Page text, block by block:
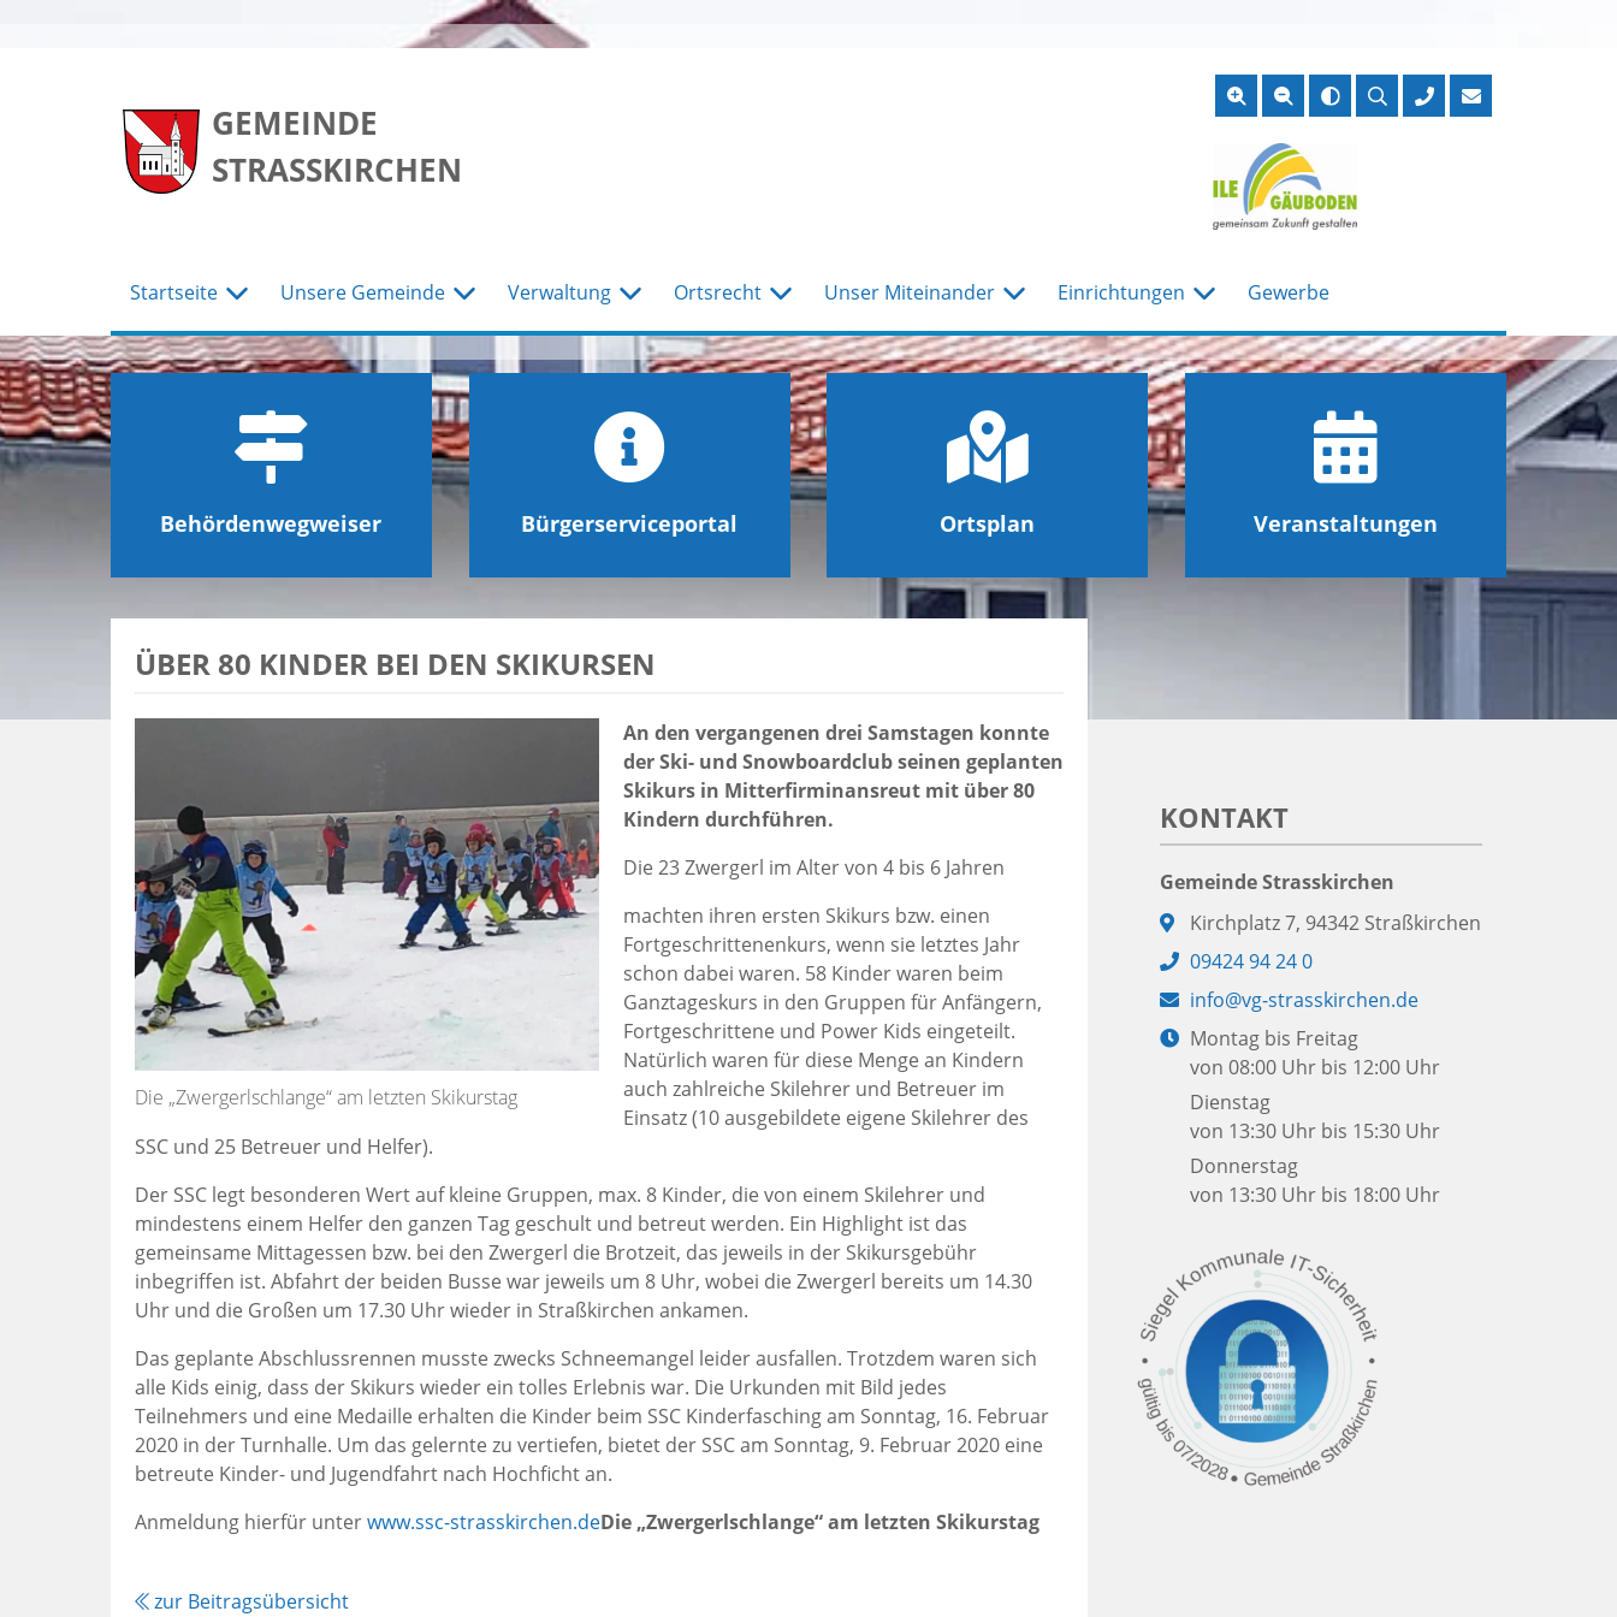
GEMEINDE
STRASSKIRCHEN
Suche
Startseite Unsere Gemeinde Verwaltung Ortsrecht Unser Miteinander Einrichtungen Gewerbe
Behördenwegweiser Bürgerserviceportal Ortsplan Veranstaltungen
ÜBER 80 KINDER BEI DEN SKIKURSEN
Die „Zwergerlschlange“ am letzten Skikurstag
An den vergangenen drei Samstagen konnte
der Ski- und Snowboardclub seinen geplanten
Skikurs in Mitterfirminansreut mit über 80
Kindern durchführen.
Die 23 Zwergerl im Alter von 4 bis 6 Jahren
machten ihren ersten Skikurs bzw. einen
Fortgeschrittenenkurs, wenn sie letztes Jahr
schon dabei waren. 58 Kinder waren beim
Ganztageskurs in den Gruppen für Anfängern,
Fortgeschrittene und Power Kids eingeteilt.
Natürlich waren für diese Menge an Kindern
auch zahlreiche Skilehrer und Betreuer im
Einsatz (10 ausgebildete eigene Skilehrer des
SSC und 25 Betreuer und Helfer).
Der SSC legt besonderen Wert auf kleine Gruppen, max. 8 Kinder, die von einem Skilehrer und
mindestens einem Helfer den ganzen Tag geschult und betreut werden. Ein Highlight ist das
gemeinsame Mittagessen bzw. bei den Zwergerl die Brotzeit, das jeweils in der Skikursgebühr
inbegriffen ist. Abfahrt der beiden Busse war jeweils um 8 Uhr, wobei die Zwergerl bereits um 14.30
Uhr und die Großen um 17.30 Uhr wieder in Straßkirchen ankamen.
Das geplante Abschlussrennen musste zwecks Schneemangel leider ausfallen. Trotzdem waren sich
alle Kids einig, dass der Skikurs wieder ein tolles Erlebnis war. Die Urkunden mit Bild jedes
Teilnehmers und eine Medaille erhalten die Kinder beim SSC Kinderfasching am Sonntag, 16. Februar
2020 in der Turnhalle. Um das gelernte zu vertiefen, bietet der SSC am Sonntag, 9. Februar 2020 eine
betreute Kinder- und Jugendfahrt nach Hochficht an.
Anmeldung hierfür unterwww.ssc-strasskirchen.deDie „Zwergerlschlange“ am letzten Skikurstag
zur Beitragsübersicht
KONTAKT
Gemeinde Strasskirchen
Adresse:
Kirchplatz 7, 94342 Straßkirchen
Telefon:
09424 94 24 0
E-
Mail:
info@vg-strasskirchen.de
Öffnungszeiten:
Montag bis Freitag
von 08:00 Uhr bis 12:00 Uhr
Dienstag
von 13:30 Uhr bis 15:30 Uhr
Donnerstag
von 13:30 Uhr bis 18:00 Uhr